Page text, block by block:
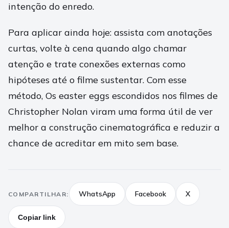
intenção do enredo.
Para aplicar ainda hoje: assista com anotações
curtas, volte à cena quando algo chamar
atenção e trate conexões externas como
hipóteses até o filme sustentar. Com esse
método, Os easter eggs escondidos nos filmes de
Christopher Nolan viram uma forma útil de ver
melhor a construção cinematográfica e reduzir a
chance de acreditar em mito sem base.
COMPARTILHAR: WhatsApp Facebook X
Copiar link